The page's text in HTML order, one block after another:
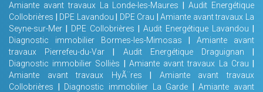
Amiante avant travaux La Londe-les-Maures |Audit Energétique
Collobrières
DPE Lavandou DPE Crau |Amiante avant travaux La
Seyne-sur-Mer
DPE Collobrières Audit Energétique Lavandou
Diagnostic immobilier Bormes-les-Mimosas
Amiante avant
travaux Pierrefeu-du-Var
Audit Energétique Draguignan
Diagnostic immobilier Solliès
Amiante avant travaux La Crau
Amiante avant travaux HyÃ¨res
Amiante avant travaux
Collobrières
Diagnostic immobilier La Garde |Amiante avant